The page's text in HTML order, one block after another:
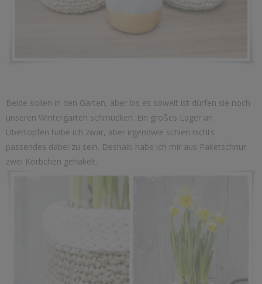
Beide sollen in den Garten, aber bis es soweit ist dürfen sie noch
unseren Wintergarten schmücken. Ein großes Lager an
Übertöpfen habe ich zwar, aber irgendwie schien nichts
passendes dabei zu sein. Deshalb habe ich mir aus Paketschnur
zwei Körbchen gehäkelt.